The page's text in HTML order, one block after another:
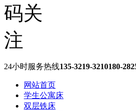
24小时服务热线135-3219-3210180-
网站首页
学生公寓床
双层铁床